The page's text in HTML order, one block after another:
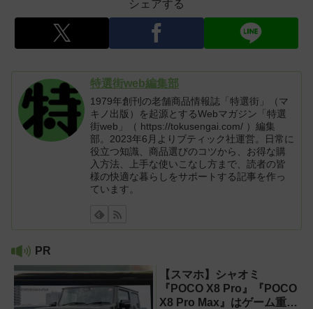
シェアする
特選街web編集部
1979年創刊の老舗商品情報誌「特選街」（マ
キノ出版）を起源とするWebマガジン「特選
街web」（ https://tokusengai.com/ ）編集
部。2023年6月よりブティック社運営。日常に
役立つ知識、商品選びのコツから、お得な購
入方法、上手な使いこなし方まで、読者の皆
様の快適な暮らしをサポートする記事を作っ
ています。
PR
【スマホ】シャオミ
『POCO X8 Pro』『POCO
X8 Pro Max』はゲーム重視